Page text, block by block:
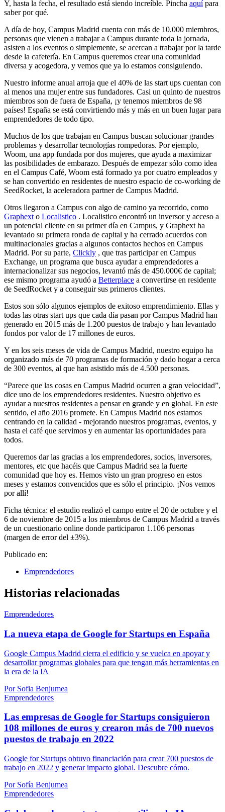
Y, hasta la fecha, el resultado está siendo increíble. Pincha aquípara
saber por qué.
A día de hoy, Campus Madrid cuenta con más de 10.000 miembros,
personas que vienen a trabajar a Campus durante toda la jornada,
asisten a los eventos o simplemente, se acercan a trabajar por la tarde
desde la cafetería. En Campus queremos crear una comunidad
diversa y acogedora, y vemos que ya lo estamos consiguiendo.
Nuestro informe anual arroja que el 40% de las start ups cuentan con
al menos una mujer entre sus fundadores. Casi un quinto de nuestros
miembros son de fuera de España, ¡y tenemos miembros de 98
países! España se está convirtiendo más y más en un buen lugar para
emprendedores de todo tipo.
Muchos de los que trabajan en Campus buscan solucionar grandes
problemas y desarrollar tecnologías rompedoras. Por ejemplo,
Woom, una app fundada por dos mujeres, que ayuda a maximizar
las posibilidades de embarazo. Después de empezar sólo como idea
en el Campus Café, Woom está formado ya por cuatro empleados y
se han convertido en residentes de nuestro espacio de co-working de
SeedRocket, la aceleradora partner de Campus Madrid.
Otros llegaron a Campus con algo de camino ya recorrido, como
Graphexto Localistico . Localistico encontró un inversor y acceso a
un potencial cliente en su primer día en Campus, y Graphext ha
levantado su primera ronda de capital y ha cerrado acuerdos con
multinacionales gracias a algunos contactos hechos en Campus
Madrid. Por su parte, Clickly , que tras participar en Campus
Exchange, un programa que busca ayudar a emprendedores a
internacionalizar sus negocios, levantó más de 450.000€ de capital;
ese mismo programa ayudó a Betterplace a convertirse en residente
de SeedRocket y a conseguir sus primeros clientes.
Estos son sólo algunos ejemplos de exitoso emprendimiento. Ellas y
todas las otras start ups que cada día pasan por Campus Madrid han
generado en 2015 más de 1.200 puestos de trabajo y han levantado
fondos por valor de 17 millones de euros.
Y en los seis meses de vida de Campus Madrid, nuestro equipo ha
organizado más de 70 programas de formación y dado hogar a cerca
de 300 eventos, al que han asistido más de 4.500 personas.
“Parece que las cosas en Campus Madrid ocurren a gran velocidad”,
dice uno de los emprendedores residentes. Nuestro objetivo es
ayudar a nuestros residentes a pensar en grande y en global. En este
sentido, el año 2016 promete. En Campus Madrid nos estamos
centrando en la calidad - mejorando nuestros programas, eventos, y
hasta el café que servimos y en aumentar las oportunidades para
todos.
Queremos dar las gracias a los emprendedores, socios, inversores,
mentores, etc que hacéis que Campus Madrid sea la fuerte
comunidad que hoy es. Hemos visto un gran progreso en estos
meses y estamos convencidos que es sólo el principio. ¡Nos vemos
por allí!
Ficha técnica: el estudio realizó el campo entre el 20 de octubre y el
6 de noviembre de 2015 a los miembros de Campus Madrid a través
de un cuestionario online donde participaron 1.106 personas
(margen de error del ±3%).
Publicado en:
Emprendedores
Historias relacionadas
Emprendedores
La nueva etapa de Google for Startups en España
Google Campus Madrid cierra el edificio y se vuelca en apoyar y
desarrollar programas globales para que tengan más herramientas en
la era de la IA
Por Sofia Benjumea
Emprendedores
Las empresas de Google for Startups consiguieron
108 millones de euros y crearon más de 700 nuevos
puestos de trabajo en 2022
Google for Startups obtuvo financiación para crear 700 puestos de
trabajo en 2022 y generar impacto global. Descubre cómo.
Por Sofía Benjumea
Emprendedores